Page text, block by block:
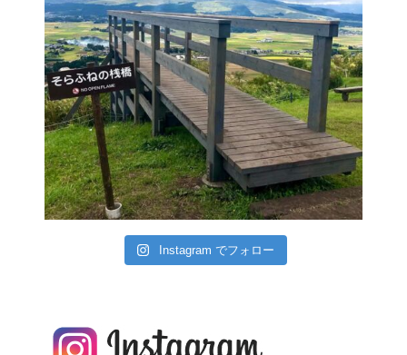
Instagram でフォロー